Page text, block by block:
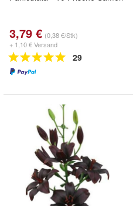
3,79 € (0,38 €/Stk)
+ 1,10 € Versand
29